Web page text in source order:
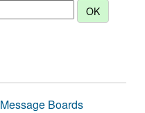
Message Boards